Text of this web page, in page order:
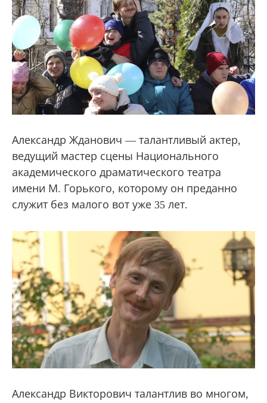
Александр Жданович — талантливый актер,
ведущий мастер сцены Национального
академического драматического театра
имени М. Горького, которому он преданно
служит без малого вот уже 35 лет.
Александр Викторович талантлив во многом,